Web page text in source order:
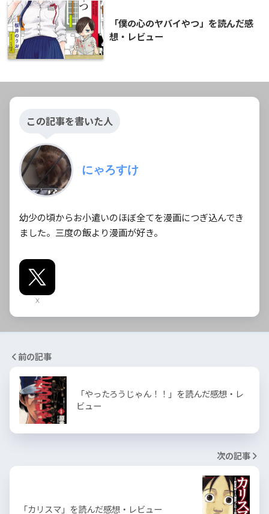
「僕の心のヤバイやつ」を読んだ感
想・レビュー
この記事を書いた人
にゃろすけ
幼少の頃からお小遣いのほぼ全てを漫画につぎ込んでき
ました。三度の飯より漫画が好き。
X
前の記事
「やったろうじゃん！！」を読んだ感想・レ
ビュー
次の記事
「カリスマ」を読んだ感想・レビュー